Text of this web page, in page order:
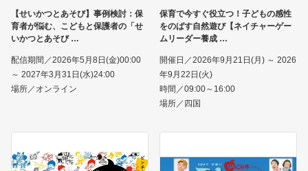
【せいかつとあそび】事例検討：保
育者が悩む、こどもと保護者の「せ
いかつとあそび
配信期間／2026年5月8日(金)00:00
～ 2027年3月31日(水)24:00
場所／オンライン
保育で今すぐ役立つ！子どもの感性
をのばす自然遊び【ネイチャーゲー
ムリーダー養成
開催日／2026年9月21日(月) ～ 2026
年9月22日(火)
時間／09:00～16:00
場所／四国